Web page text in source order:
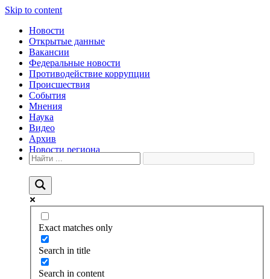
Skip to content
Новости
Открытые данные
Вакансии
Федеральные новости
Противодействие коррупции
Происшествия
События
Мнения
Наука
Видео
Архив
Новости региона
Exact matches only
Search in title
Search in content